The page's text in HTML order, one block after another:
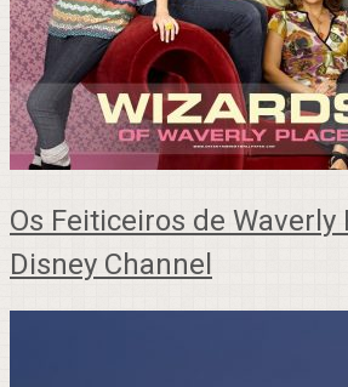
Os Feiticeiros de Waverly
Disney Channel